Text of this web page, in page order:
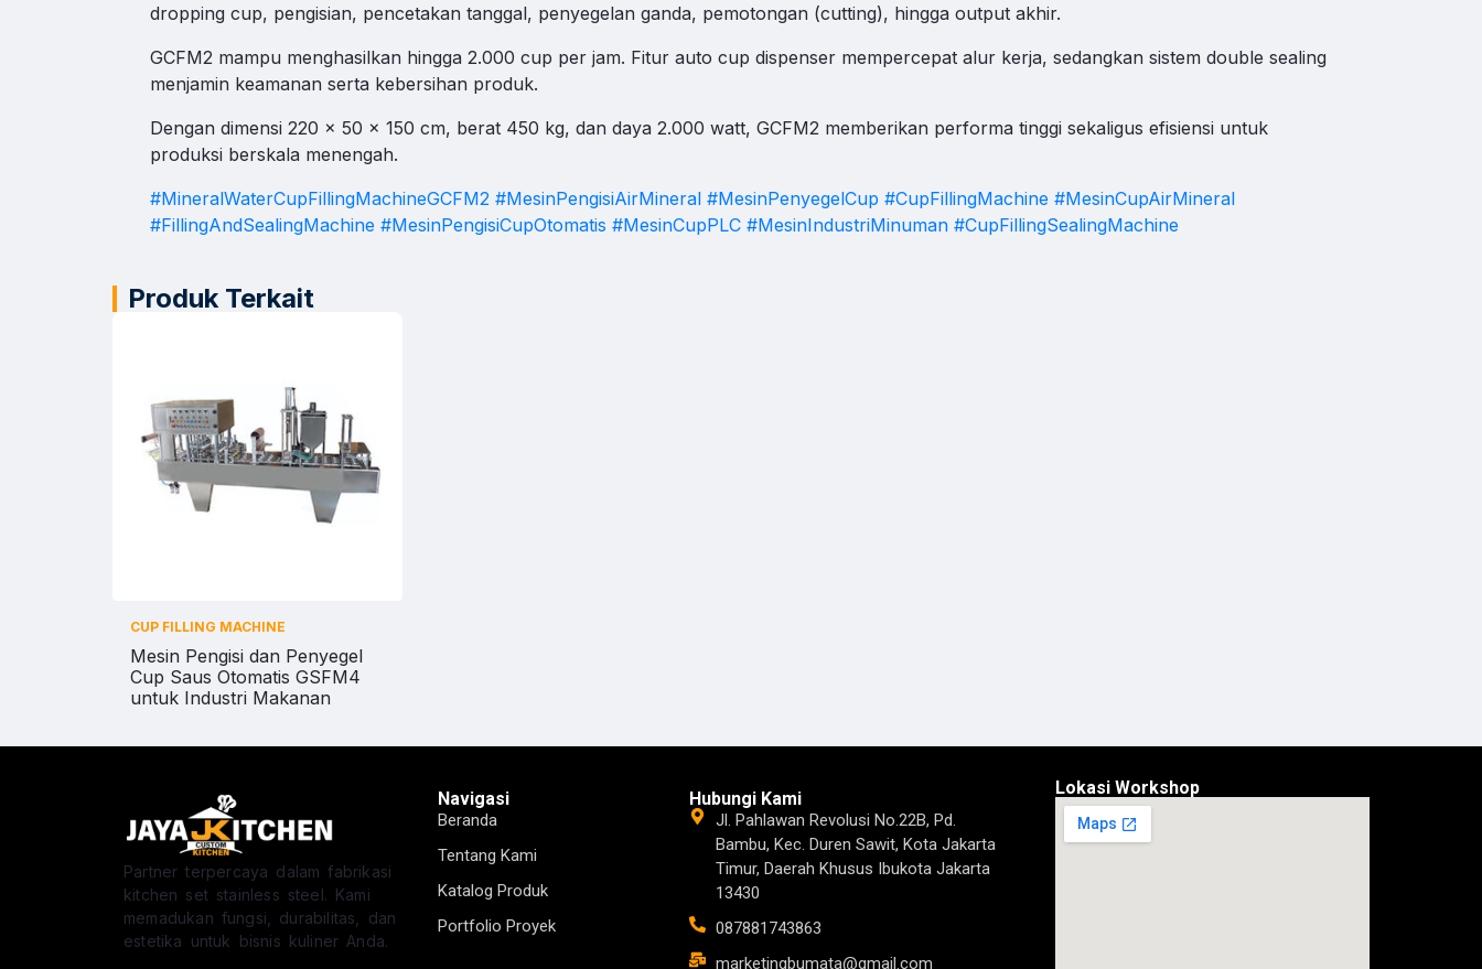
dropping cup, pengisian, pencetakan tanggal, penyegelan ganda, pemotongan (cutting), hingga output akhir.
GCFM2 mampu menghasilkan hingga 2.000 cup per jam. Fitur auto cup dispenser mempercepat alur kerja, sedangkan sistem double sealing
menjamin keamanan serta kebersihan produk.
Dengan dimensi 220 x 50 x 150 cm, berat 450 kg, dan daya 2.000 watt, GCFM2 memberikan performa tinggi sekaligus efisiensi untuk
produksi berskala menengah.
#MineralWaterCupFillingMachineGCFM2 #MesinPengisiAirMineral #MesinPenyegelCup #CupFillingMachine #MesinCupAirMineral
#FillingAndSealingMachine #MesinPengisiCupOtomatis #MesinCupPLC #MesinIndustriMinuman #CupFillingSealingMachine
Produk Terkait
CUP FILLING MACHINE
Mesin Pengisi dan Penyegel
Cup Saus Otomatis GSFM4
untuk Industri Makanan
Partner terpercaya dalam fabrikasi
kitchen set stainless steel. Kami
memadukan fungsi, durabilitas, dan
estetika untuk bisnis kuliner Anda.
Navigasi
Beranda
Tentang Kami
Katalog Produk
Portfolio Proyek
Hubungi Kami
Jl. Pahlawan Revolusi No.22B, Pd.
Bambu, Kec. Duren Sawit, Kota Jakarta
Timur, Daerah Khusus Ibukota Jakarta
13430
087881743863
marketingbumata@gmail.com
Lokasi Workshop
Bantuan Operasional Di luar Jam Kerja
Chat WA